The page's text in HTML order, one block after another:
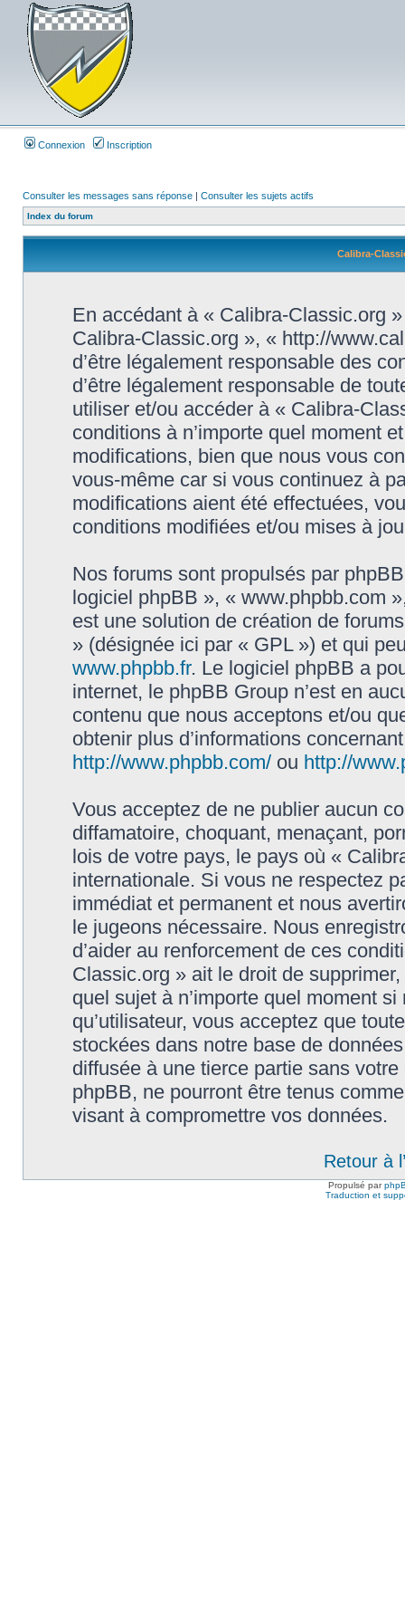
Connexion Inscription
Consulter les messages sans réponse | Consulter les sujets actifs
Index du forum
Calibra-
En accédant à « Calibra-Classic.org
Calibra-Classic.org », « http://
d’être légalement responsable des
d’être légalement responsable de
utiliser et/ou accéder à « Calibra-
conditions à n’importe quel moment
modifications, bien que nous vous
vous-même car si vous continuez à
modifications aient été effectuées,
conditions modifiées et/ou mises à
Nos forums sont propulsés par
logiciel phpBB », « www.phpbb.com
est une solution de création de
» (désignée ici par « GPL ») et qui
www.phpbb.fr. Le logiciel phpBB a
internet, le phpBB Group n’est en
contenu que nous acceptons et/ou
obtenir plus d’informations
http://www.phpbb.com/ ou http://
Vous acceptez de ne publier aucun
diffamatoire, choquant, menaçant,
lois de votre pays, le pays où «
internationale. Si vous ne respectez
immédiat et permanent et nous
le jugeons nécessaire. Nous
d’aider au renforcement de ces
Classic.org » ait le droit de
quel sujet à n’importe quel moment
qu’utilisateur, vous acceptez que
stockées dans notre base de
diffusée à une tierce partie sans
phpBB, ne pourront être tenus
visant à compromettre vos données.
Retour à
Propulsé par
Traduction et